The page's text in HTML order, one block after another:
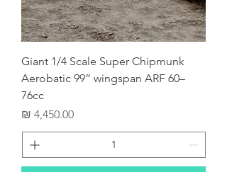
Giant 1/4 Scale Super Chipmunk
Aerobatic 99” wingspan ARF 60–
76cc
מחיר